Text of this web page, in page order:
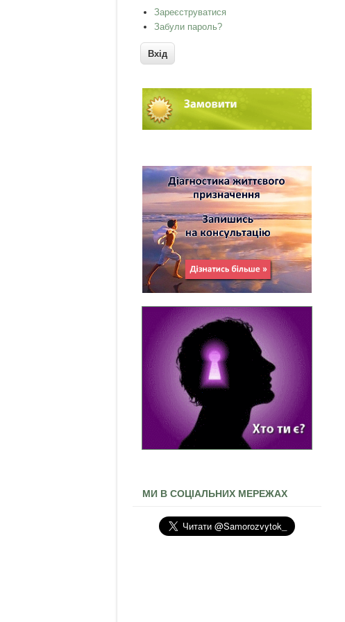
Зареєструватися
Забули пароль?
МИ В СОЦІАЛЬНИХ МЕРЕЖАХ